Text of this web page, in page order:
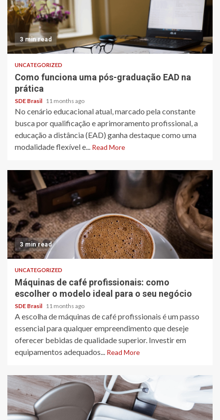
3 min read
UNCATEGORIZED
Como funciona uma pós-graduação EAD na
prática
SDE Brasil 11 months ago
No cenário educacional atual, marcado pela constante
busca por qualificação e aprimoramento profissional, a
educação a distância (EAD) ganha destaque como uma
modalidade flexível e... Read More
3 min read
UNCATEGORIZED
Máquinas de café profissionais: como
escolher o modelo ideal para o seu negócio
SDE Brasil 11 months ago
A escolha de máquinas de café profissionais é um passo
essencial para qualquer empreendimento que deseje
oferecer bebidas de qualidade superior. Investir em
equipamentos adequados... Read More